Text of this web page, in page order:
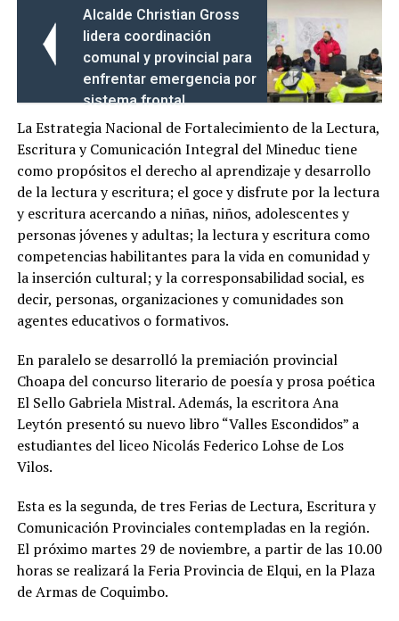
Alcalde Christian Gross
lidera coordinación
comunal y provincial para
enfrentar emergencia por
sistema frontal
La Estrategia Nacional de Fortalecimiento de la Lectura,
Escritura y Comunicación Integral del Mineduc tiene
como propósitos el derecho al aprendizaje y desarrollo
de la lectura y escritura; el goce y disfrute por la lectura
y escritura acercando a niñas, niños, adolescentes y
personas jóvenes y adultas; la lectura y escritura como
competencias habilitantes para la vida en comunidad y
la inserción cultural; y la corresponsabilidad social, es
decir, personas, organizaciones y comunidades son
agentes educativos o formativos.
En paralelo se desarrolló la premiación provincial
Choapa del concurso literario de poesía y prosa poética
El Sello Gabriela Mistral. Además, la escritora Ana
Leytón presentó su nuevo libro “Valles Escondidos” a
estudiantes del liceo Nicolás Federico Lohse de Los
Vilos.
Esta es la segunda, de tres Ferias de Lectura, Escritura y
Comunicación Provinciales contempladas en la región.
El próximo martes 29 de noviembre, a partir de las 10.00
horas se realizará la Feria Provincia de Elqui, en la Plaza
de Armas de Coquimbo.